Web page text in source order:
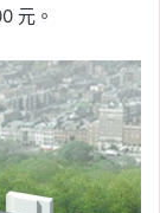
元。